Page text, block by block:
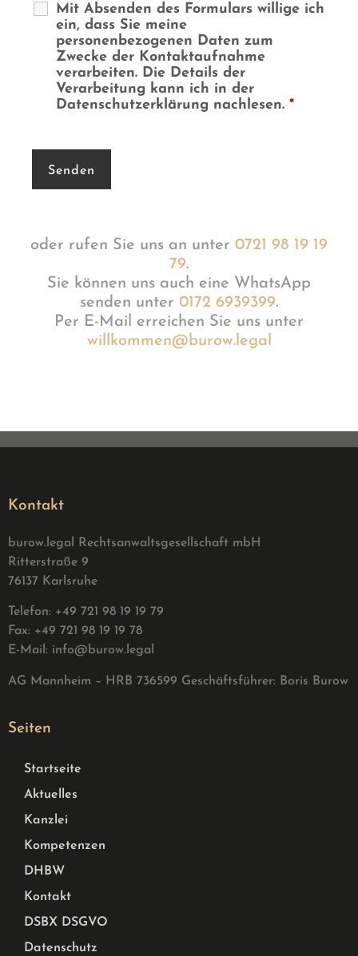
Mit Absenden des Formulars willige ich
ein, dass Sie meine
personenbezogenen Daten zum
Zwecke der Kontaktaufnahme
verarbeiten. Die Details der
Verarbeitung kann ich in der
Datenschutzerklärung nachlesen. *
oder rufen Sie uns an unter 0721 98 19 19
79.
Sie können uns auch eine WhatsApp
senden unter 0172 6939399.
Per E-Mail erreichen Sie uns unter
willkommen@burow.legal
Kontakt
burow.legal Rechtsanwaltsgesellschaft mbH
Ritterstraße 9
76137 Karlsruhe
Telefon: +49 721 98 19 19 79
Fax: +49 721 98 19 19 78
E-Mail: info@burow.legal
AG Mannheim – HRB 736599 Geschäftsführer: Boris Burow
Seiten
Startseite
Aktuelles
Kanzlei
Kompetenzen
DHBW
Kontakt
DSBX DSGVO
Datenschutz